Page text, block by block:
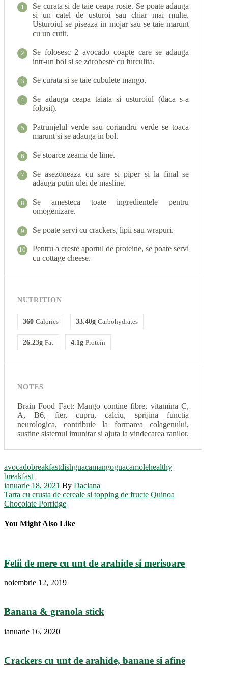
1
Se curata si de taie ceapa rosie. Se poate adauga
si un catel de usturoi sau chiar mai multe.
Usturoiul se piseaza in mojar sau se taie marunt
cu un cutit.
2
Se folosesc 2 avocado coapte care se adauga
intr-un bol si se zdrobeste cu furculita.
3 Se curata si se taie cubulete mango.
4
Se adauga ceapa taiata si usturoiul (daca s-a
folosit).
5
Patrunjelul verde sau coriandru verde se toaca
marunt si se adauga in bol.
6 Se stoarce zeama de lime.
7
Se asezoneaza cu sare si piper si la final se
adauga putin ulei de masline.
8
Se amesteca toate ingredientele pentru
omogenizare.
9 Se poate servi cu crackers, lipii sau wrapuri.
10
Pentru a creste aportul de proteine, se poate servi
cu cottage cheese.
NUTRITION
360 Calories 33.40g Carbohydrates
26.23g Fat 4.1g Protein
NOTES
Brain Food Fact: Mango contine fibre, vitamina C,
A, B6, fier, cupru, calciu, sprijina functia
neurologica, contribuie la formarea colagenului,
sustine sistemul imunitar si ajuta la vindecarea ranilor.
avocadobreakfastdishguacamangoguacamolehealthy
breakfast
ianuarie 18, 2021 By Daciana
Tarta cu crusta de cereale si topping de fructe Quinoa
Chocolate Porridge
You Might Also Like
Felii de mere cu unt de arahide si merisoare
noiembrie 12, 2019
Banana & granola stick
ianuarie 16, 2020
Crackers cu unt de arahide, banane si afine